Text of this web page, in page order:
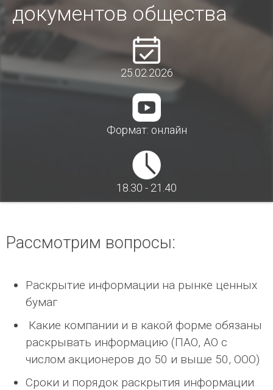
документов общества
25.02.2026
Формат: онлайн
18.30 - 21.40
Рассмотрим вопросы:
Раскрытие информации на рынке ценных
бумаг
Какие компании и в какой форме обязаны
раскрывать информацию (ПАО, АО с
числом акционеров до 50 и выше 50, ООО)
Сроки и порядок раскрытия информации